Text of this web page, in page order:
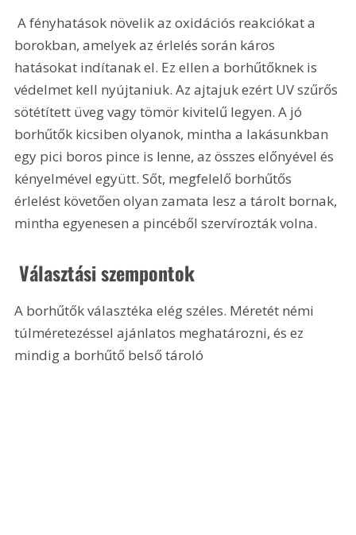
A fényhatások növelik az oxidációs reakciókat a
borokban, amelyek az érlelés során káros
hatásokat indítanak el. Ez ellen a borhűtőknek is
védelmet kell nyújtaniuk. Az ajtajuk ezért UV szűrős
sötétített üveg vagy tömör kivitelű legyen. A jó
borhűtők kicsiben olyanok, mintha a lakásunkban
egy pici boros pince is lenne, az összes előnyével és
kényelmével együtt. Sőt, megfelelő borhűtős
érlelést követően olyan zamata lesz a tárolt bornak,
mintha egyenesen a pincéből szervírozták volna.
Választási szempontok
A borhűtők választéka elég széles. Méretét némi
túlméretezéssel ajánlatos meghatározni, és ez
mindig a borhűtő belső tároló